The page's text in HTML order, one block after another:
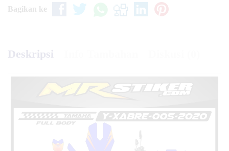
Bagikan ke
Deskripsi